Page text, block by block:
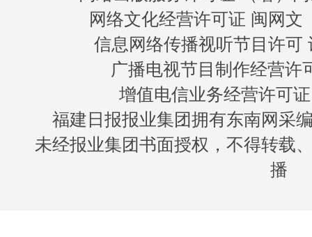
网络文化经营许可证 闽网文
信息网络传播视听节目许可
广播电视节目制作经营许
增值电信业务经营许可
福建日报报业集团拥有东南网采
未经报业集团书面授权，不得转载
播